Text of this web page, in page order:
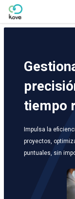
Skip to Main Content
tiempo
Impulsa la
proyectos,
puntuales, sin